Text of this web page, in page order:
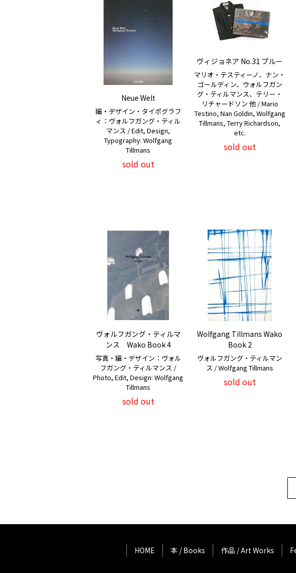
Neue Welt
編・デザイン・タイポグラフ
ィ：ヴォルフガング・ティル
マンス / Edit, Design,
Typography: Wolfgang
Tillmans
sold out
ヴィジョネア No.31 ブルー
マリオ・テスティーノ、ナン・
ゴールディン、ウォルフガン
グ・ティルマンス、テリー・
リチャードソン 他 / Mario
Testino, Nan Goldin, Wolfgang
Tillmans, Terry Richardson,
etc.
sold out
ヴォルフガング・ティルマ
ンス Wako Book 4
写真・編・デザイン：ヴォル
フガング・ティルマンス /
Photo, Edit, Design: Wolfgang
Tillmans
sold out
Wolfgang Tillmans Wako
Book 2
ヴォルフガング・ティルマン
ス / Wolfgang Tillmans
sold out
HOME 本 / Books 作品 / Art Works